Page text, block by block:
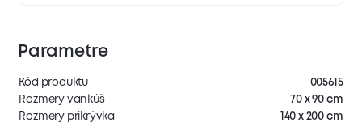
Parametre
Kód produktu
005615
Rozmery vankúš
70 x 90 cm
Rozmery prikrývka
140 x 200 cm